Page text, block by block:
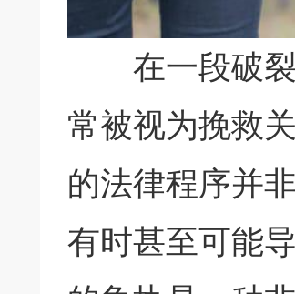
在一段破
常被视为挽救
的法律程序并
有时甚至可能